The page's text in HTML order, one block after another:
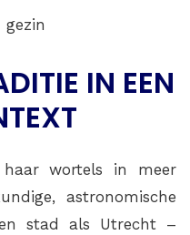
IN EEN
haar wortels in meer
astronomische
stad als Utrecht –